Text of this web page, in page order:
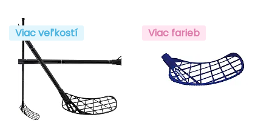
Viac veľkostí Viac farieb